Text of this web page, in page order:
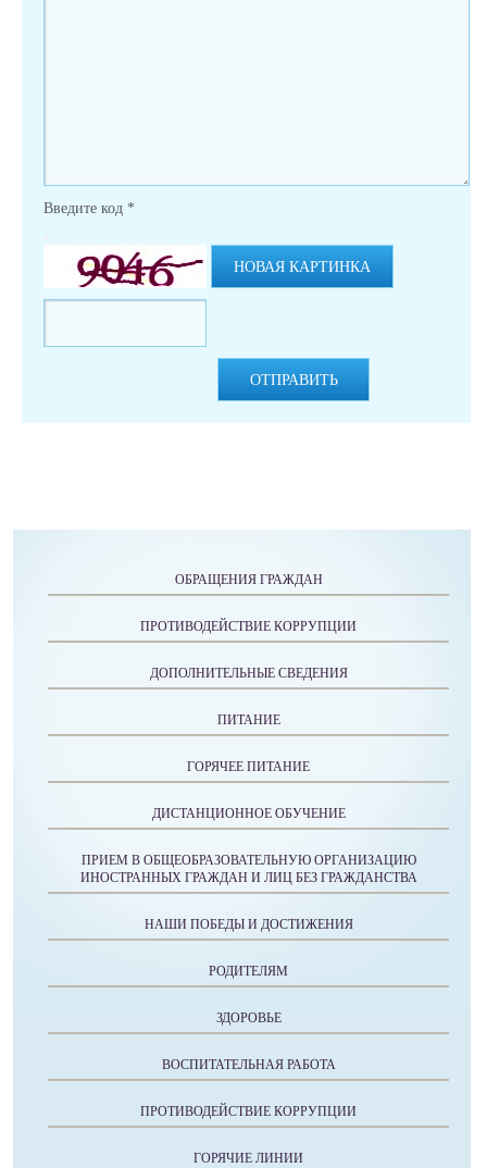
Введите код *
НОВАЯ КАРТИНКА
ОТПРАВИТЬ
ОБРАЩЕНИЯ ГРАЖДАН
ПРОТИВОДЕЙСТВИЕ КОРРУПЦИИ
ДОПОЛНИТЕЛЬНЫЕ СВЕДЕНИЯ
ПИТАНИЕ
ГОРЯЧЕЕ ПИТАНИЕ
ДИСТАНЦИОННОЕ ОБУЧЕНИЕ
ПРИЕМ В ОБЩЕОБРАЗОВАТЕЛЬНУЮ ОРГАНИЗАЦИЮ
ИНОСТРАННЫХ ГРАЖДАН И ЛИЦ БЕЗ ГРАЖДАНСТВА
НАШИ ПОБЕДЫ И ДОСТИЖЕНИЯ
РОДИТЕЛЯМ
ЗДОРОВЬЕ
ВОСПИТАТЕЛЬНАЯ РАБОТА
ПРОТИВОДЕЙСТВИЕ КОРРУПЦИИ
ГОРЯЧИЕ ЛИНИИ